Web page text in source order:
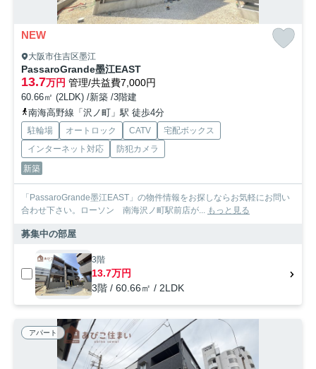
NEW
大阪市住吉区墨江
PassaroGrande墨江EAST
13.7万円 管理/共益費7,000円
60.66㎡ (2LDK) /新築 /3階建
南海高野線「沢ノ町」駅 徒歩4分
駐輪場 オートロック CATV
宅配ボックス
インターネット対応
防犯カメラ
新築
「PassaroGrande墨江EAST」の物件情報をお探しならお気軽にお問い
合わせ下さい。ローソン 南海沢ノ町駅前店が...
もっと見る
募集中の部屋
3階
13.7万円
3階 / 60.66㎡ / 2LDK
アパート